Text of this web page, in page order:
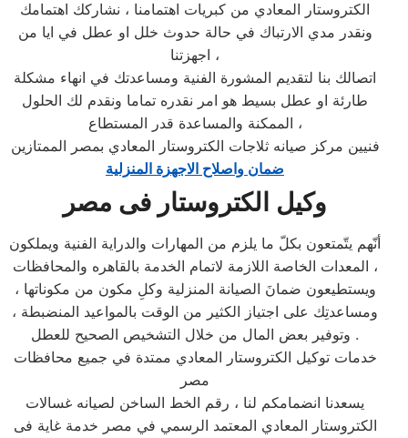
الكتروستار المعادي من كبريات اهتمامنا ، نشاركك اهتمامك
ونقدر مدي الارتباك في حالة حدوث خلل او عطل في ايا من
اجهزتنا ،
اتصالك بنا لتقديم المشورة الفنية ومساعدتك في انهاء مشكلة
طارئة او عطل بسيط هو امر نقدره تماما ونقدم لك الحلول
الممكنة والمساعدة قدر المستطاع ،
فنيين مركز صيانه ثلاجات الكتروستار المعادي بمصر الممتازين
ضمان واصلاح الاجهزة المنزلية
وكيل الكتروستار فى مصر
أنّهم يتّمتعون بكلّ ما يلزم من المهارات والدراية الفنية ويملكون
المعدات الخاصة اللازمة لاتمام الخدمة بالقاهره والمحافظات ،
ويستطيعون ضمانَ الصيانة المنزلية وكلِ مكون من مكوناتها ،
ومساعدتِك على اجتياز الكثير من الوقت بالمواعيد المنضبطة ،
وتوفير بعض المال من خلال التشخيص الصحيح للعطل .
خدمات توكيل الكتروستار المعادي ممتدة في جميع محافظات
مصر
يسعدنا انضمامكم لنا ، رقم الخط الساخن لصيانه غسالات
الكتروستار المعادي المعتمد الرسمي في مصر خدمة غاية فى